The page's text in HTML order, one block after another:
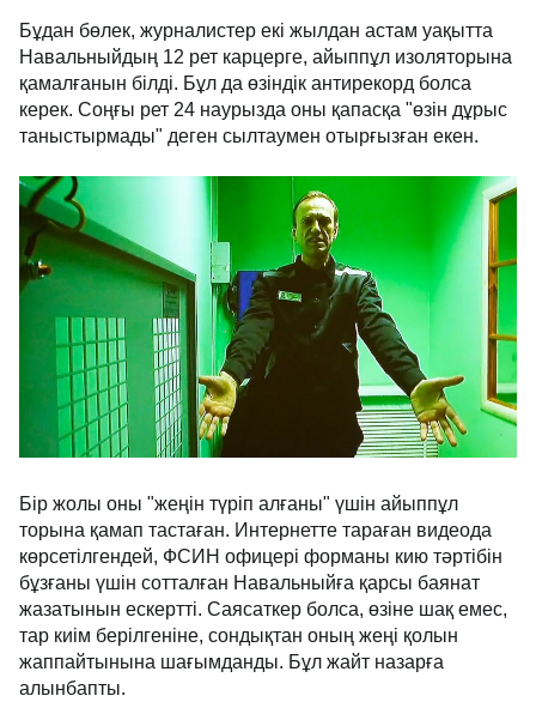
Бұдан бөлек, журналистер екі жылдан астам уақытта
Навальныйдың 12 рет карцерге, айыппұл изоляторына
қамалғанын білді. Бұл да өзіндік антирекорд болса
керек. Соңғы рет 24 наурызда оны қапасқа "өзін дұрыс
таныстырмады" деген сылтаумен отырғызған екен.
Бір жолы оны "жеңін түріп алғаны" үшін айыппұл
торына қамап тастаған. Интернетте тараған видеода
көрсетілгендей, ФСИН офицері форманы кию тәртібін
бұзғаны үшін сотталған Навальныйға қарсы баянат
жазатынын ескертті. Саясаткер болса, өзіне шақ емес,
тар киім берілгеніне, сондықтан оның жеңі қолын
жаппайтынына шағымданды. Бұл жайт назарға
алынбапты.